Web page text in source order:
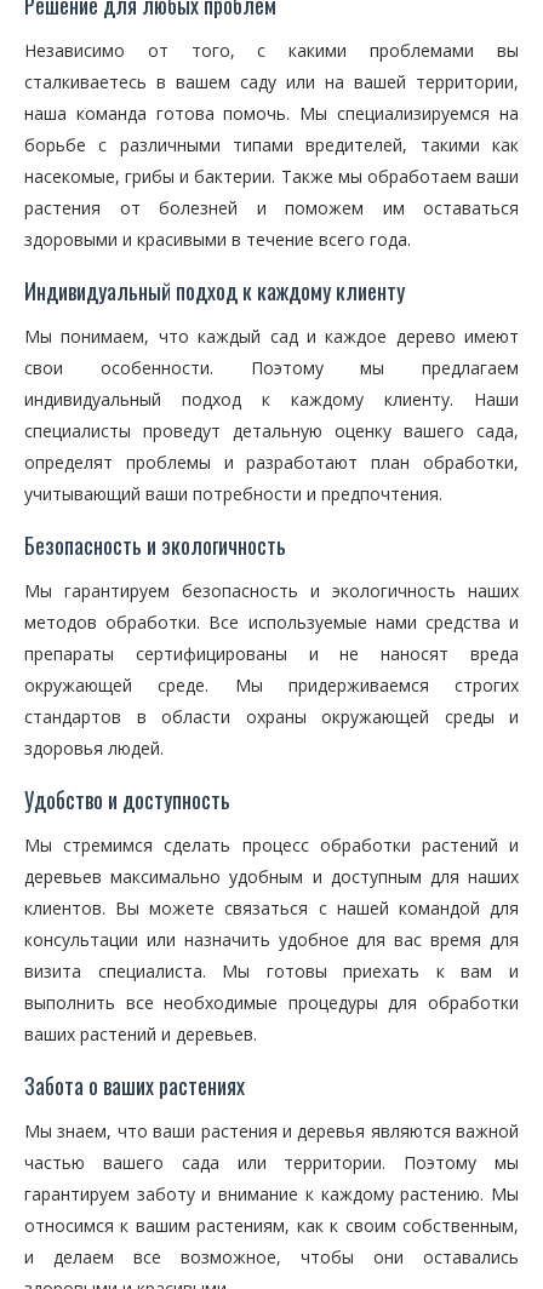
Независимо от того, с какими проблемами вы
сталкиваетесь в вашем саду или на вашей территории,
наша команда готова помочь. Мы специализируемся на
борьбе с различными типами вредителей, такими как
насекомые, грибы и бактерии. Также мы обработаем ваши
растения от болезней и поможем им оставаться
здоровыми и красивыми в течение всего года.
Индивидуальный подход к каждому клиенту
Мы понимаем, что каждый сад и каждое дерево имеют
свои особенности. Поэтому мы предлагаем
индивидуальный подход к каждому клиенту. Наши
специалисты проведут детальную оценку вашего сада,
определят проблемы и разработают план обработки,
учитывающий ваши потребности и предпочтения.
Безопасность и экологичность
Мы гарантируем безопасность и экологичность наших
методов обработки. Все используемые нами средства и
препараты сертифицированы и не наносят вреда
окружающей среде. Мы придерживаемся строгих
стандартов в области охраны окружающей среды и
здоровья людей.
Удобство и доступность
Мы стремимся сделать процесс обработки растений и
деревьев максимально удобным и доступным для наших
клиентов. Вы можете связаться с нашей командой для
консультации или назначить удобное для вас время для
визита специалиста. Мы готовы приехать к вам и
выполнить все необходимые процедуры для обработки
ваших растений и деревьев.
Забота о ваших растениях
Мы знаем, что ваши растения и деревья являются важной
частью вашего сада или территории. Поэтому мы
гарантируем заботу и внимание к каждому растению. Мы
относимся к вашим растениям, как к своим собственным,
и делаем все возможное, чтобы они оставались